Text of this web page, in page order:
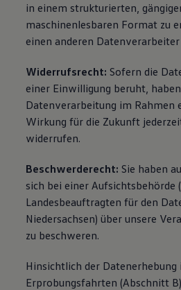
in einem strukturierten,
maschinenlesbaren Format zu
einen anderen
Widerrufsrecht:Sofern die
einer Einwilligung beruht,
Datenverarbeitung im Rahmen
Wirkung für die Zukunft
widerrufen.
Beschwerderecht:Sie haben
sich bei einer Aufsichtsbehörde(
Landesbeauftragten für den
Niedersachsen) über unsere
zu beschweren.
Hinsichtlich der Datenerhebung
Erprobungsfahrten (Abschnitt